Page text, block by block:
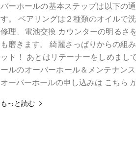
バーホールの基本ステップは以下
す。 ベアリングは２種類のオイルで
修理、電池交換 カウンターの明るさ
も磨きます。 綺麗さっぱりからの組
ット！ あとはリテーナーをしめまし
ールのオーバーホール＆メンテナン
オーバーホールの申し込みは こちら
もっと読む